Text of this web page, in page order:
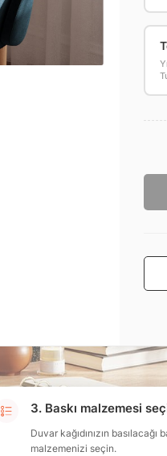
3. Baskı malzemesi
Duvar kağıdınızın basılacağı
malzemenizi seçin.